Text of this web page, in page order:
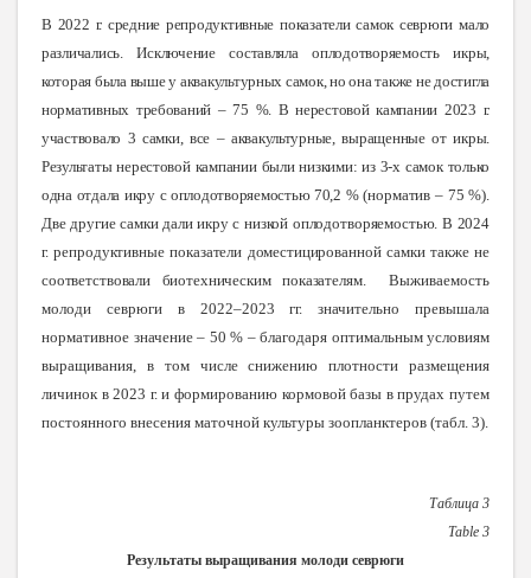
В 2022 г. средние репродуктивныепоказатели самок севрюги мало
различались. Исключение составляла оплодотворяемость икры,
которая была выше у аквакультурных самок, но она также не достигла
нормативных требований – 75 %. В нерестовой кампании 2023 г.
участвовало 3 самки, все – аквакультурные, выращенные от икры.
Результаты нерестовой кампании были низкими: из 3-х самок только
одна отдала икру с оплодотворяемостью 70,2 %(норматив – 75 %).
Две другие самки дали икру с низкой оплодотворяемостью. В 2024
г. репродуктивные показатели доместицированной самки также не
соответствовали биотехническим показателям. Выживаемость
молоди севрюги в 2022–2023 гг. значительно превышала
нормативное значение – 50 % – благодаря оптимальным условиям
выращивания, в том числе снижению плотности размещения
личинок в 2023 г. и формированию кормовой базы в прудах путем
постоянного внесения маточной культуры зоопланктеров (табл. 3).
Таблица 3
Table 3
Результаты выращивания молоди севрюги